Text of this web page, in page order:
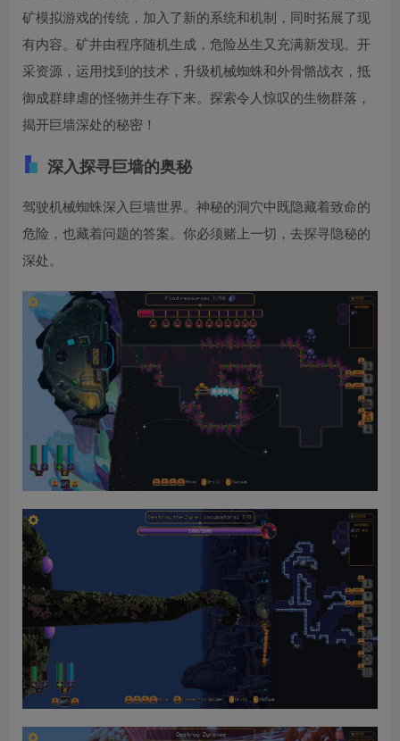
矿模拟游戏的传统，加入了新的系统和机制，同时拓展了现
有内容。矿井由程序随机生成，危险丛生又充满新发现。开
采资源，运用找到的技术，升级机械蜘蛛和外骨骼战衣，抵
御成群肆虐的怪物并生存下来。探索令人惊叹的生物群落，
揭开巨墙深处的秘密！
深入探寻巨墙的奥秘
驾驶机械蜘蛛深入巨墙世界。神秘的洞穴中既隐藏着致命的
危险，也藏着问题的答案。你必须赌上一切，去探寻隐秘的
深处。